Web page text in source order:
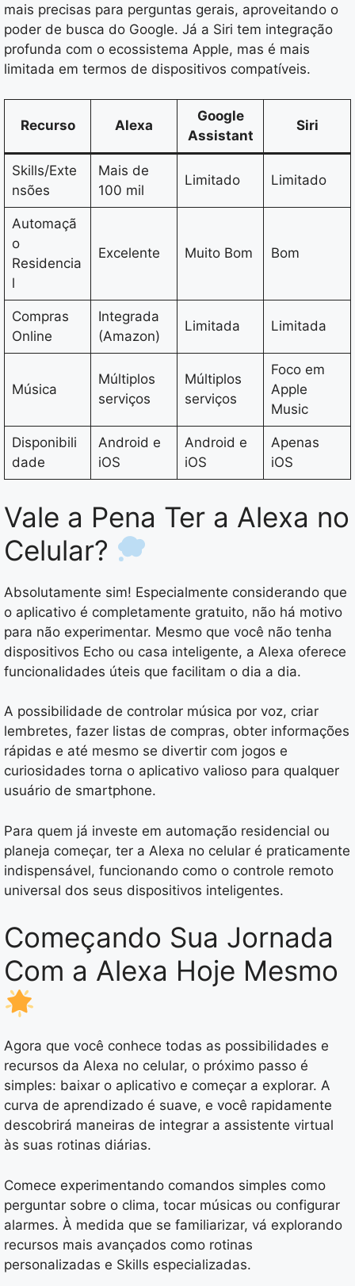
mais precisas para perguntas gerais, aproveitando o
poder de busca do Google. Já a Siri tem integração
profunda com o ecossistema Apple, mas é mais
limitada em termos de dispositivos compatíveis.
Recurso Alexa
Google
Assistant
Siri
Skills/Exte
nsões
Mais de
100 mil
Limitado Limitado
Automaçã
o
Residencia
l
Excelente Muito Bom Bom
Compras
Online
Integrada
(Amazon)
Limitada Limitada
Música
Múltiplos
serviços
Múltiplos
serviços
Foco em
Apple
Music
Disponibili
dade
Android e
iOS
Android e
iOS
Apenas
iOS
Vale a Pena Ter a Alexa no
Celular?
Absolutamente sim! Especialmente considerando que
o aplicativo é completamente gratuito, não há motivo
para não experimentar. Mesmo que você não tenha
dispositivos Echo ou casa inteligente, a Alexa oferece
funcionalidades úteis que facilitam o dia a dia.
A possibilidade de controlar música por voz, criar
lembretes, fazer listas de compras, obter informações
rápidas e até mesmo se divertir com jogos e
curiosidades torna o aplicativo valioso para qualquer
usuário de smartphone.
Para quem já investe em automação residencial ou
planeja começar, ter a Alexa no celular é praticamente
indispensável, funcionando como o controle remoto
universal dos seus dispositivos inteligentes.
Começando Sua Jornada
Com a Alexa Hoje Mesmo
Agora que você conhece todas as possibilidades e
recursos da Alexa no celular, o próximo passo é
simples: baixar o aplicativo e começar a explorar. A
curva de aprendizado é suave, e você rapidamente
descobrirá maneiras de integrar a assistente virtual
às suas rotinas diárias.
Comece experimentando comandos simples como
perguntar sobre o clima, tocar músicas ou configurar
alarmes. À medida que se familiarizar, vá explorando
recursos mais avançados como rotinas
personalizadas e Skills especializadas.